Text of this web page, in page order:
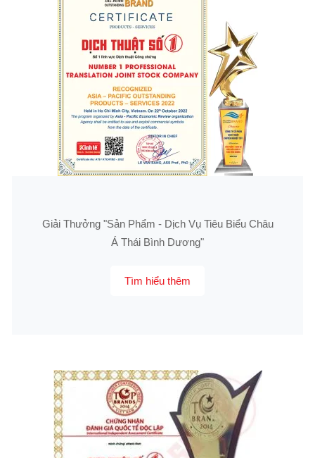
Giải Thưởng "Sản Phẩm - Dịch Vụ Tiêu Biểu Châu
Á Thái Bình Dương"
Tìm hiểu thêm